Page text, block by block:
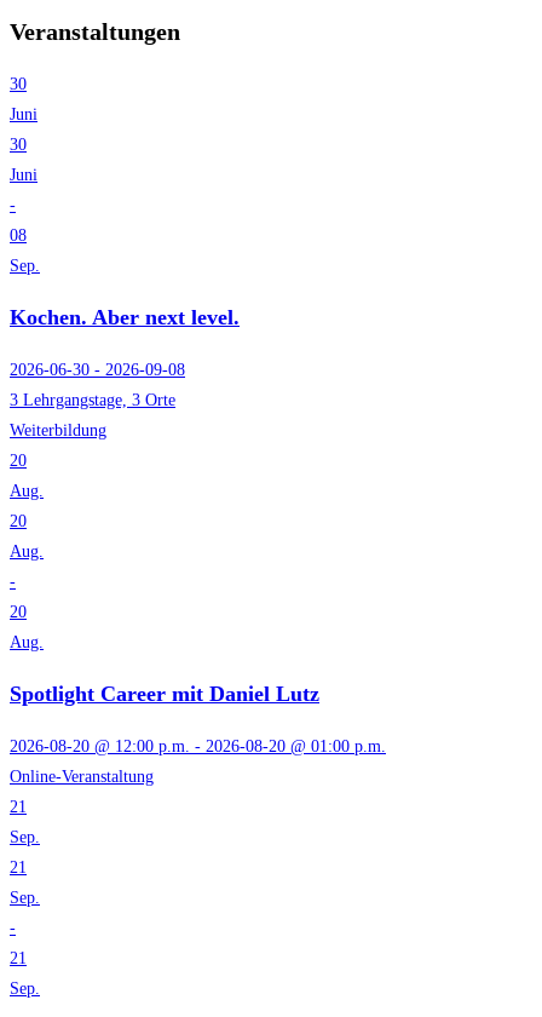
Veranstaltungen
30
Juni
30
Juni
-
08
Sep.
Kochen. Aber next level.
2026-06-30 - 2026-09-08
3 Lehrgangstage, 3 Orte
Weiterbildung
20
Aug.
20
Aug.
-
20
Aug.
Spotlight Career mit Daniel Lutz
2026-08-20 @ 12:00 p.m. - 2026-08-20 @ 01:00 p.m.
Online-Veranstaltung
21
Sep.
21
Sep.
-
21
Sep.